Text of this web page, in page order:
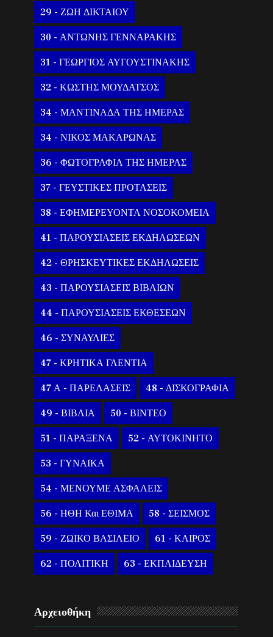
29 - ΖΩΗ ΔΙΚΤΑΙΟΥ
30 - ΑΝΤΩΝΗΣ ΓΕΝΝΑΡΑΚΗΣ
31 - ΓΕΩΡΓΙΟΣ ΑΥΓΟΥΣΤΙΝΑΚΗΣ
32 - ΚΩΣΤΗΣ ΜΟΥΔΑΤΣΟΣ
34 - ΜΑΝΤΙΝΑΔΑ ΤΗΣ ΗΜΕΡΑΣ
34 - ΝΙΚΟΣ ΜΑΚΑΡΩΝΑΣ
36 - ΦΩΤΟΓΡΑΦΙΑ ΤΗΣ ΗΜΕΡΑΣ
37 - ΓΕΥΣΤΙΚΕΣ ΠΡΟΤΑΣΕΙΣ
38 - ΕΦΗΜΕΡΕΥΟΝΤΑ ΝΟΣΟΚΟΜΕΙΑ
41 - ΠΑΡΟΥΣΙΑΣΕΙΣ ΕΚΔΗΛΩΣΕΩΝ
42 - ΘΡΗΣΚΕΥΤΙΚΕΣ ΕΚΔΗΛΩΣΕΙΣ
43 - ΠΑΡΟΥΣΙΑΣΕΙΣ ΒΙΒΛΙΩΝ
44 - ΠΑΡΟΥΣΙΑΣΕΙΣ ΕΚΘΕΣΕΩΝ
46 - ΣΥΝΑΥΛΙΕΣ
47 - ΚΡΗΤΙΚΑ ΓΛΕΝΤΙΑ
47 Α - ΠΑΡΕΛΑΣΕΙΣ 48 - ΔΙΣΚΟΓΡΑΦΙΑ
49 - ΒΙΒΛΙΑ 50 - ΒΙΝΤΕΟ
51 - ΠΑΡΑΞΕΝΑ 52 - ΑΥΤΟΚΙΝΗΤΟ
53 - ΓΥΝΑΙΚΑ
54 - ΜΕΝΟΥΜΕ ΑΣΦΑΛΕΙΣ
56 - ΗΘΗ Και ΕΘΙΜΑ 58 - ΣΕΙΣΜΟΣ
59 - ΖΩΙΚΟ ΒΑΣΙΛΕΙΟ 61 - ΚΑΙΡΟΣ
62 - ΠΟΛΙΤΙΚΗ 63 - ΕΚΠΑΙΔΕΥΣΗ
Αρχειοθήκη